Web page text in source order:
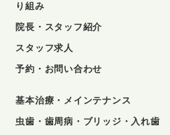
り組み
院長・スタッフ紹介
スタッフ求人
予約・お問い合わせ
基本治療・メインテナンス
虫歯・歯周病・ブリッジ・入れ歯